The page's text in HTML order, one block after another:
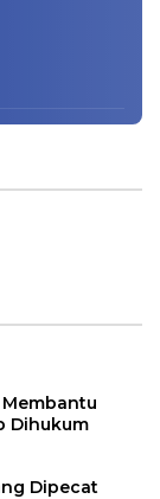
Dihukum
Dipecat